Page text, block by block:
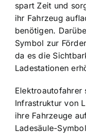
spart Zeit und
ihr Fahrzeug
benötigen.
Symbol zur
da es die
Ladestationen
Elektroautofahrer
Infrastruktur von
ihre Fahrzeuge
Ladesäule-